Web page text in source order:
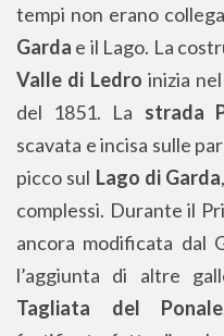
tempi non erano
Garda e il Lago. La
Valle di Ledro inizia
del 1851. La strada
scavata e incisa sulle
picco sul Lago di Garda
complessi. Durante il
ancora modificata dal
l’aggiunta di altre
Tagliata del Ponale